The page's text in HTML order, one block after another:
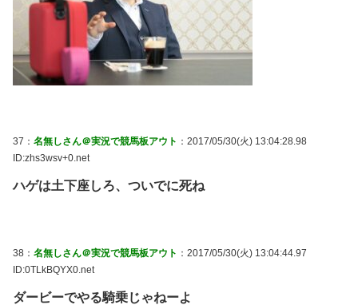
37： 名無しさん＠実況で競馬板アウト ：2017/05/30(火) 13:04:28.98
ID:zhs3wsv+0.net
ハゲは土下座しろ、ついでに死ね
38： 名無しさん＠実況で競馬板アウト ：2017/05/30(火) 13:04:44.97
ID:0TLkBQYX0.net
ダービーでやる騎乗じゃねーよ